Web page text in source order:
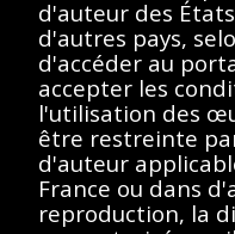
< Toutes les
Suzanne
d'auteur des
d'autres pays,
d'accéder au
accepter les
l'utilisation des
être restreinte
d'auteur
France ou dans
reproduction, la